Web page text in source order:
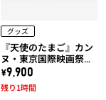
グッズ
『天使のたまご』カン
ヌ・東京国際映画祭上
映作品!! 天使のたまご
「水に棲む」x 久米繊
維コラボTシャツ (白)
\9,900
残り1時間